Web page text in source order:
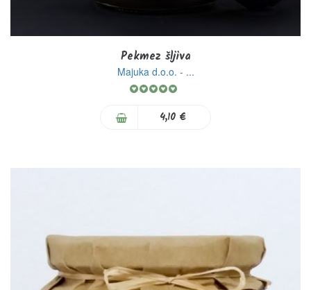
Pekmez šljiva
Majuka d.o.o. - ...
Rating:
4,10 €